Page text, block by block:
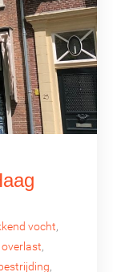
vocht,
,
,